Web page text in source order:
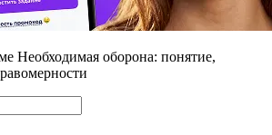
Необходимая оборона: понятие,